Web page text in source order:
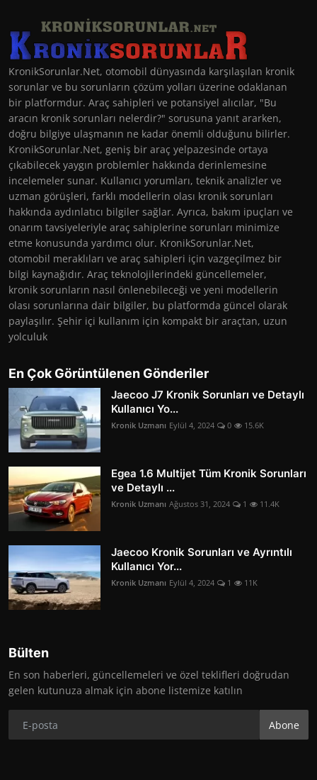
KronikSorunlar.Net, otomobil dünyasında karşılaşılan kronik
sorunlar ve bu sorunların çözüm yolları üzerine odaklanan
bir platformdur. Araç sahipleri ve potansiyel alıcılar, "Bu
aracın kronik sorunları nelerdir?" sorusuna yanıt ararken,
doğru bilgiye ulaşmanın ne kadar önemli olduğunu bilirler.
KronikSorunlar.Net, geniş bir araç yelpazesinde ortaya
çıkabilecek yaygın problemler hakkında derinlemesine
incelemeler sunar. Kullanıcı yorumları, teknik analizler ve
uzman görüşleri, farklı modellerin olası kronik sorunları
hakkında aydınlatıcı bilgiler sağlar. Ayrıca, bakım ipuçları ve
onarım tavsiyeleriyle araç sahiplerine sorunları minimize
etme konusunda yardımcı olur. KronikSorunlar.Net,
otomobil meraklıları ve araç sahipleri için vazgeçilmez bir
bilgi kaynağıdır. Araç teknolojilerindeki güncellemeler,
kronik sorunların nasıl önlenebileceği ve yeni modellerin
olası sorunlarına dair bilgiler, bu platformda güncel olarak
paylaşılır. Şehir içi kullanım için kompakt bir araçtan, uzun
yolculuk
En Çok Görüntülenen Gönderiler
Jaecoo J7 Kronik Sorunları ve Detaylı
Kullanıcı Yo...
Kronik Uzmanı Eylül 4, 2024 0 15.6K
Egea 1.6 Multijet Tüm Kronik Sorunları
ve Detaylı ...
Kronik Uzmanı Ağustos 31, 2024 1 11.4K
Jaecoo Kronik Sorunları ve Ayrıntılı
Kullanıcı Yor...
Kronik Uzmanı Eylül 4, 2024 1 11K
Bülten
En son haberleri, güncellemeleri ve özel teklifleri doğrudan
gelen kutunuza almak için abone listemize katılın
Abone